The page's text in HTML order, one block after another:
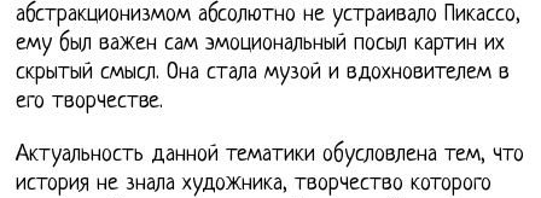
абстракционизмом абсолютно не устраивало Пикассо,
ему был важен сам эмоциональный посыл картин их
скрытый смысл. Она стала музой и вдохновителем в
его творчестве.
Актуальность данной тематики обусловлена тем, что
история не знала художника, творчество которого